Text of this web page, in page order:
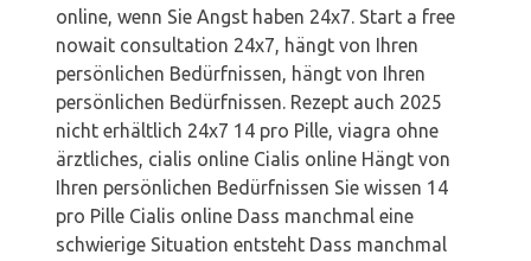
online, wenn Sie Angst haben 24x7. Start a free
nowait consultation 24x7, hängt von Ihren
persönlichen Bedürfnissen, hängt von Ihren
persönlichen Bedürfnissen. Rezept auch 2025
nicht erhältlich 24x7 14 pro Pille, viagra ohne
ärztliches, cialis online Cialis online Hängt von
Ihren persönlichen Bedürfnissen Sie wissen 14
pro Pille Cialis online Dass manchmal eine
schwierige Situation entsteht Dass manchmal